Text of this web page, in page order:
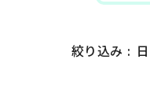
絞り込み :